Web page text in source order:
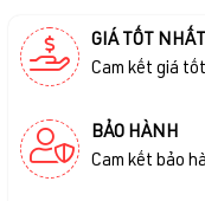
GIÁ TỐT NHẤT
Cam kết giá
BẢO HÀNH
Cam kết bảo